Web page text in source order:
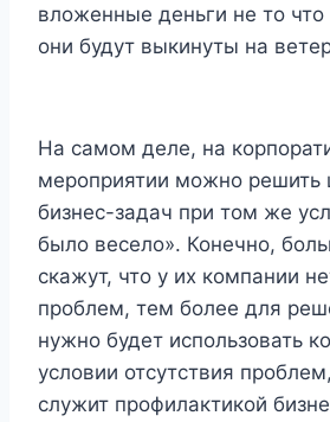
вложенные деньги не то что
они будут выкинуты на
На самом деле, на
мероприятии можно решить
бизнес-задач при том же
было весело». Конечно,
скажут, что у их компании
проблем, тем более для
нужно будет использовать
условии отсутствия
служит профилактикой